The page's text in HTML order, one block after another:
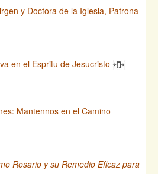
y Doctora de la Iglesia, Patrona
en el Espritu de Jesucristo
Mantennos en el Camino
Rosario y su Remedio Eficaz para